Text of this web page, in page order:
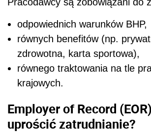
odpowiednich warunków BHP,
równych benefitów (np.
zdrowotna, karta sportowa),
równego traktowania na tle
krajowych.
Employer of Record
uprościć zatrudnianie?